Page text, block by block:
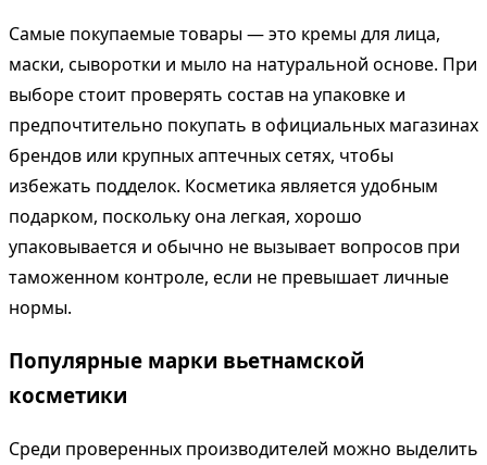
Самые покупаемые товары — это кремы для лица,
маски, сыворотки и мыло на натуральной основе. При
выборе стоит проверять состав на упаковке и
предпочтительно покупать в официальных магазинах
брендов или крупных аптечных сетях, чтобы
избежать подделок. Косметика является удобным
подарком, поскольку она легкая, хорошо
упаковывается и обычно не вызывает вопросов при
таможенном контроле, если не превышает личные
нормы.
Популярные марки вьетнамской
косметики
Среди проверенных производителей можно выделить